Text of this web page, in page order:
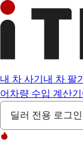
내 차 사기 내 차 팔기
어 차량 수입 계산기
딜러 전용 로그인